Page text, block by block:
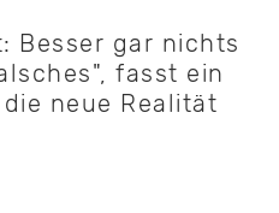
Besser gar nichts
fasst ein
neue Realität